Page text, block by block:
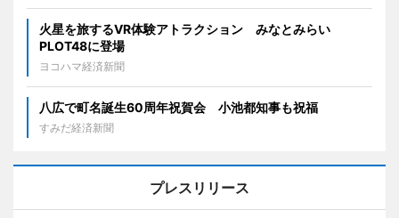
火星を旅するVR体験アトラクション みなとみらい
PLOT48に登場
ヨコハマ経済新聞
八広で町名誕生60周年祝賀会 小池都知事も祝福
すみだ経済新聞
プレスリリース